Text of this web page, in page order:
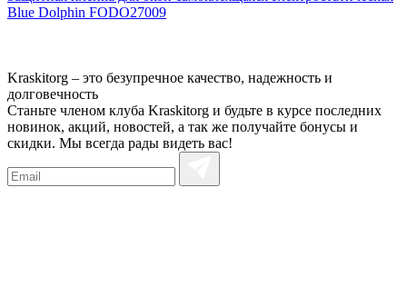
Blue Dolphin FODO27009
Kraskitorg – это безупречное качество, надежность и
долговечность
Станьте членом клуба Kraskitorg и будьте в курсе последних
новинок, акций, новостей, а так же получайте бонусы и
скидки. Мы всегда рады видеть вас!